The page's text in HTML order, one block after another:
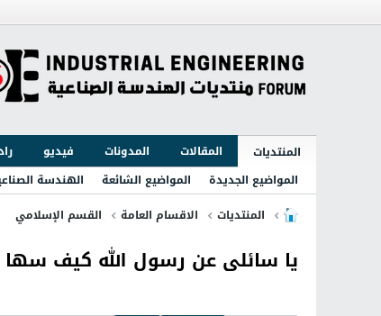
المنتديات المقالات المدونات فيديو
المواضيع الجديدة
المواضيع الشائعة الهندسة
المنتديات
الاقسام العامة القسم الإسلامي
يا سائلى عن رسول الله كيف سها